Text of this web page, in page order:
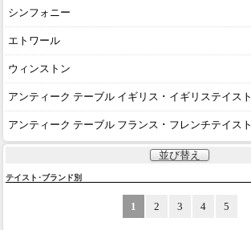
シンフォニー
エトワール
ウィンストン
アンティーク テーブル イギリス ･ イギリステイスト
アンティーク テーブル フランス ･ フレンチテイスト
並び替え
テイスト･ブランド別
1 2 3 4 5